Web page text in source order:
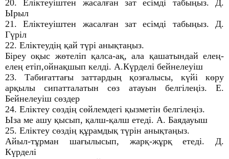
20. Еліктеуіштен жасалған зат есімді табыңыз. Д.
Ырыл
21. Еліктеуіштен жасалған зат есімді табыңыз. Д.
Гүріл
22. Еліктеудің қай түрі анықтаңыз.
Біреу оқыс жөтеліп қалса-ақ, ала қашатындай елең-
елең етіп,ойнақшып келді. А.Күрделі бейнелеуіш
23. Табиғаттағы заттардың қозғалысы, күйі көру
арқылы сипатталатын сөз атауын белгілеңіз. Е.
Бейнелеуіш сөздер
24. Еліктеу сөздің сөйлемдегі қызметін белгілеңіз.
Ыза ме ашу қысып, қалш-қалш етеді. А. Баядауыш
25. Еліктеу сөздің құрамдық түрін анықтаңыз.
Айыл-тұрман шағылысып, жарқ-жұрқ етеді. Д.
Күрделі